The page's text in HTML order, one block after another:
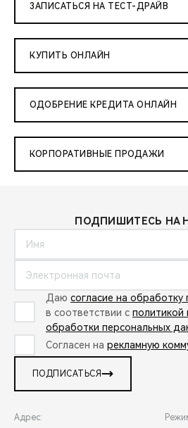
ЗАПИСАТЬСЯ НА ТЕСТ-ДРАЙВ
КУПИТЬ ОНЛАЙН
ОДОБРЕНИЕ КРЕДИТА ОНЛАЙН
КОРПОРАТИВНЫЕ ПРОДАЖИ
ПОДПИШИТЕСЬ НА
Даю согласие на
в соответствии с политикой
обработки персональных
Согласен на рекламную
ПОДПИСАТЬСЯ
Адрес: